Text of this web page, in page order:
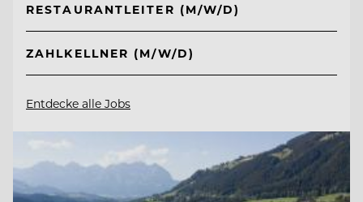
RESTAURANTLEITER (M/W/D)
ZAHLKELLNER (M/W/D)
Entdecke alle Jobs